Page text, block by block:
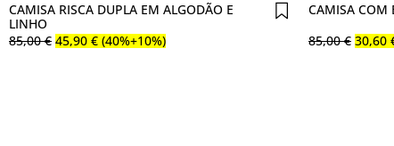
CAMISA RISCA DUPLA EM ALGODÃO E
LINHO
85,00 € 45,90 € (40%+10%)
CAMISA COM
85,00 € 30,60